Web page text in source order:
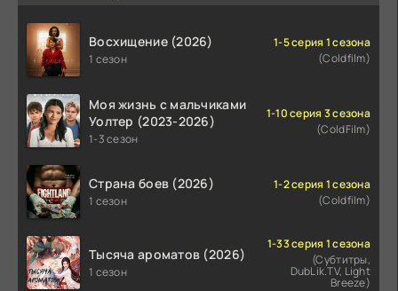
Восхищение (2026)
1 сезон
1-5 серия 1 сезона
(Coldfilm)
Моя жизнь с мальчиками
Уолтер (2023-2026)
1-3 сезон
1-10 серия 3 сезона
(ColdFilm)
Страна боев (2026)
1 сезон
1-2 серия 1 сезона
(Coldfilm)
Тысяча ароматов (2026)
1 сезон
1-33 серия 1 сезона
(Субтитры,
DubLik.TV, Light
Breeze)